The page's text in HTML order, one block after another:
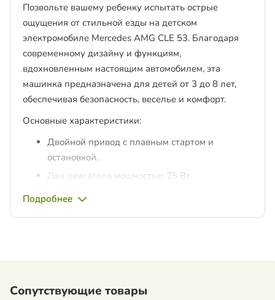
Позвольте вашему ребенку испытать острые
ощущения от стильной езды на детском
электромобиле Mercedes AMG CLE 53. Благодаря
современному дизайну и функциям,
вдохновленным настоящим автомобилем, эта
машинка предназначена для детей от 3 до 8 лет,
обеспечивая безопасность, веселье и комфорт.
Основные характеристики:
Двойной привод с плавным стартом и
остановкой.
Два двигателя мощностью 25 Вт
развивая скорость от 2 до 4 км/ч, что подходит
для начинающих водителей.
Первая зарядка – 6 часов, последующие – 4–6
Подробнее
Сопутствующие товары